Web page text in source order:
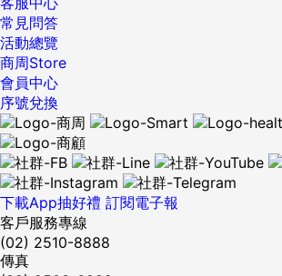
常見問答
活動總覽
商周Store
會員中心
序號兌換
下載App抽好禮 訂閱電子報
客戶服務專線
(02) 2510-8888
傳真